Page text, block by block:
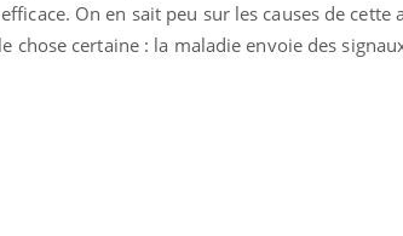
On en sait peu sur les causes de
chose certaine : la maladie envoie des